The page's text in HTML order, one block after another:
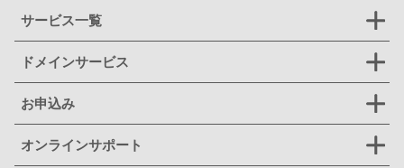
サービス一覧
ドメインサービス
お申込み
オンラインサポート